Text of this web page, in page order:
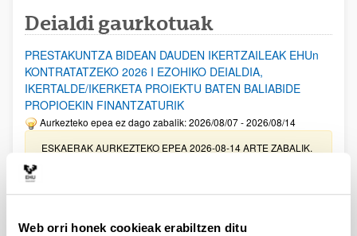
Web orri honek cookieak erabiltzen ditu
Deialdi gaurkotuak
PRESTAKUNTZA BIDEAN DAUDEN IKERTZAILEAK EHUn
KONTRATATZEKO 2026 I EZOHIKO DEIALDIA,
IKERTALDE/IKERKETA PROIEKTU BATEN BALIABIDE
PROPIOEKIN FINANTZATURIK
Aurkezteko epea ez dago zabalik: 2026/08/07 - 2026/08/14
ESKAERAK AURKEZTEKO EPEA 2026-08-14 ARTE ZABALIK.
UPV/EHUn Azpiegitura Zientifikoa eta Funts Bibliografikoak